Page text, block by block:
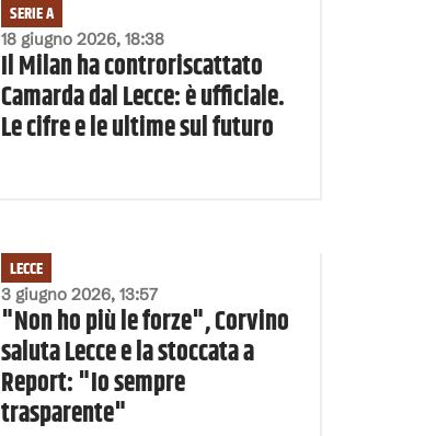
18 giugno 2026, 18:38
SERIE A
Il Milan ha controriscattato
Camarda dal Lecce: è ufficiale.
Le cifre e le ultime sul futuro
3 giugno 2026, 13:57
LECCE
"Non ho più le forze", Corvino
saluta Lecce e la stoccata a
Report: "Io sempre
trasparente"